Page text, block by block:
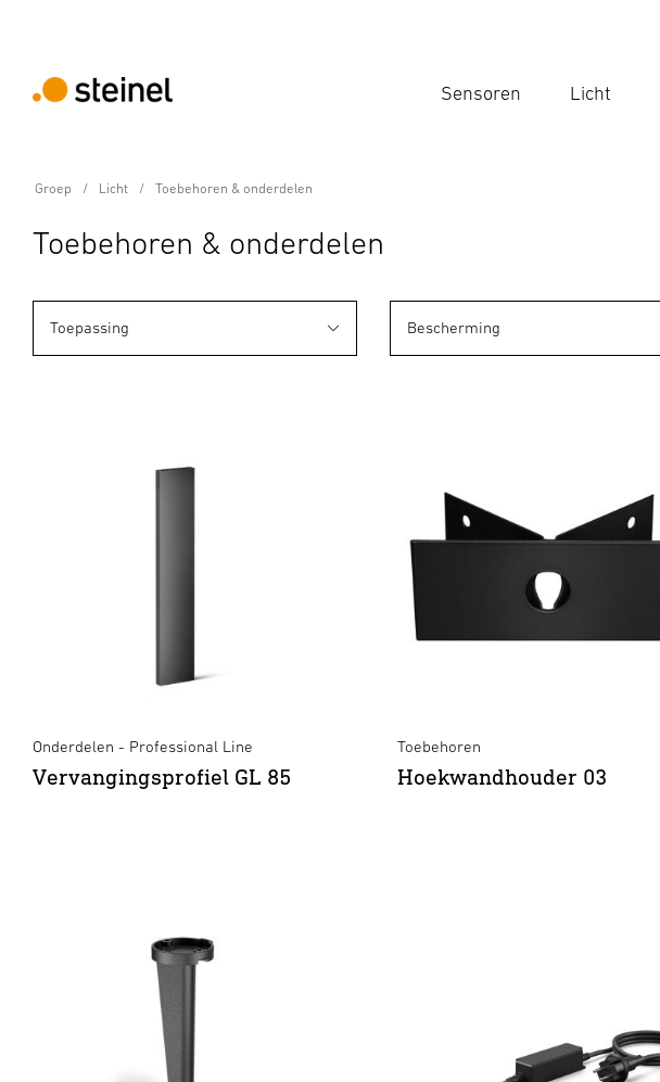
Sensoren Licht
Groep Licht Toebehoren & onderdelen
Toebehoren & onderdelen
Toepassing Bescherming
Onderdelen - Professional Line
Vervangingsprofiel GL 85
Toebehoren
Hoekwandhouder 03